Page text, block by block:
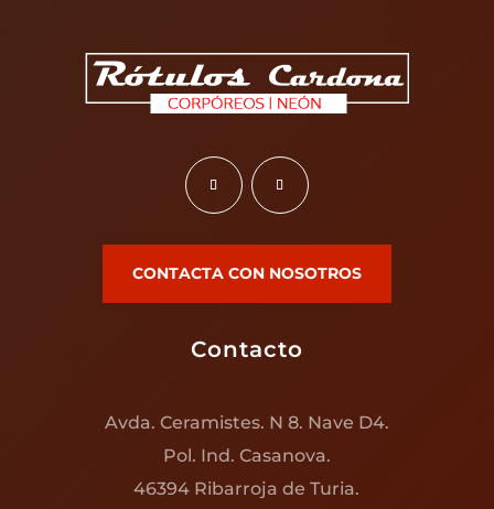
CONTACTA CON NOSOTROS
Contacto
Avda. Ceramistes. N 8. Nave D4.
Pol. Ind. Casanova.
46394 Ribarroja de Turia.